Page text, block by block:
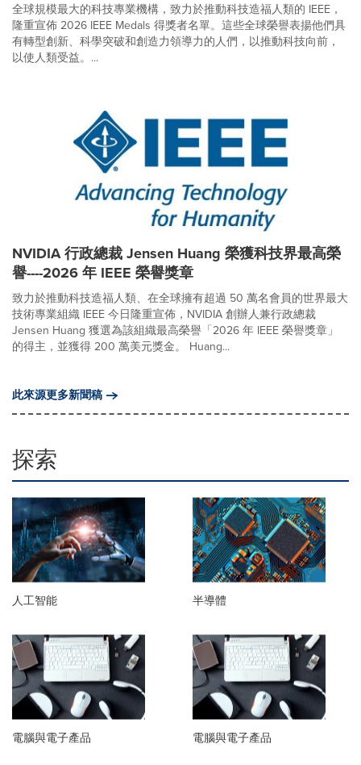
全球規模最大的科技專業機構，致力於推動科技造福人類的 IEEE，
隆重宣佈 2026 IEEE Medals 得獎者名單。這些全球榮譽表揚他們具
有轉型創新、科學突破和創造力領導力的人們，以推動科技向前，
以使人類受益。...
NVIDIA 行政總裁 Jensen Huang 榮獲科技界最高榮
譽----2026 年 IEEE 榮譽獎章
致力於推動科技造福人類、在全球擁有超過 50 萬名會員的世界最大
技術專業組織 IEEE 今日隆重宣佈，NVIDIA 創辦人兼行政總裁
Jensen Huang 獲選為該組織最高榮譽「2026 年 IEEE 榮譽獎章」
的得主，並獲得 200 萬美元獎金。 Huang...
此來源更多新聞稿
探索
人工智能 半導體
電腦與電子產品
電腦與電子產品